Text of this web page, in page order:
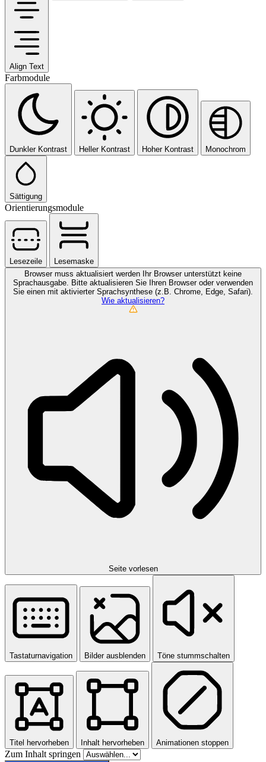
Align Text
Farbmodule
Dunkler Kontrast Heller Kontrast Hoher Kontrast Monochrom
Sättigung
Orientierungsmodule
Lesezeile
Lesemaske
Browser muss aktualisiert werden
Ihr Browser unterstützt keine
Sprachausgabe. Bitte aktualisieren Sie Ihren Browser oder verwenden
Sie einen mit aktivierter Sprachsynthese (z.B. Chrome, Edge, Safari).
Wie aktualisieren?
Seite vorlesen
Tastaturnavigation Bilder ausblenden Töne stummschalten
Titel hervorheben Inhalt hervorheben Animationen stoppen
Zum Inhalt springen